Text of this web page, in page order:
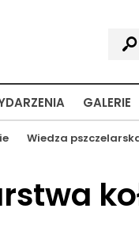
Wiedza
GALERIE